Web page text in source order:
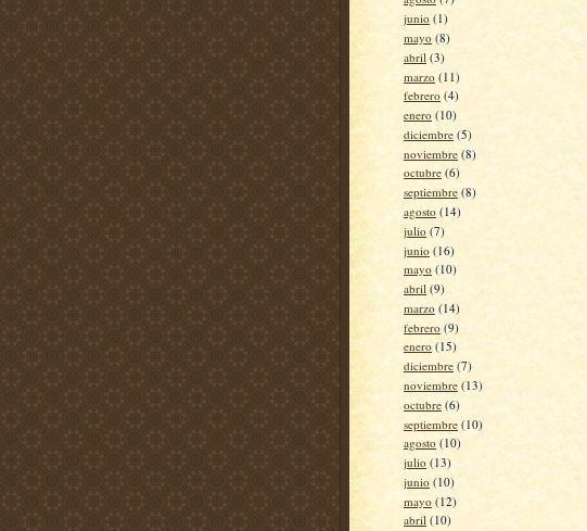
junio (1)
mayo (8)
abril (3)
marzo (11)
febrero (4)
enero (10)
diciembre (5)
noviembre (8)
octubre (6)
septiembre (8)
agosto (14)
julio (7)
junio (16)
mayo (10)
abril (9)
marzo (14)
febrero (9)
enero (15)
diciembre (7)
noviembre (13)
octubre (6)
septiembre (10)
agosto (10)
julio (13)
junio (10)
mayo (12)
abril (10)